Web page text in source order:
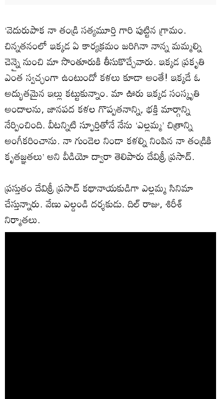
‘వెదురుపాక నా తండ్రి సత్యమూర్తి గారి పుట్టిన గ్రామం.
చిన్నతనంలో ఇక్కడ ఏ కార్యక్రమం జరిగినా నాన్న మమ్మల్ని
చెన్నై నుంచి మా సొంతూరుకి తీసుకొచ్చేవారు. ఇక్కడ ప్రకృతి
ఎంత స్వచ్ఛంగా ఉంటుందో కళలు కూడా అంతే! ఇక్కడే ఓ
అద్భుతమైన ఇల్లు కట్టుకున్నాం. మా ఊరు ఇక్కడ సంస్కృతి
అందాలను, జానపద కళల గొప్పతనాన్ని, భక్తి మార్గాన్ని
నేర్పించింది. వీటన్నిటి స్ఫూర్తితోనే నేను ‘ఎల్లమ్మ’ చిత్రాన్ని
అంగీకరించాను. నా గుండెల నిండా కళల్ని నింపిన నా తండ్రికి
కృతజ్ఞతలు’ అని వీడియో ద్వారా తెలిపారు దేవిశ్రీ ప్రసాద్‌.
ప్రస్తుతం దేవిశ్రీ ప్రసాద్‌ కథానాయకుడిగా ఎల్లమ్మ సినిమా
చేస్తున్నారు. వేణు ఎల్దండి దర్శకుడు. దిల్‌ రాజు, శిరీశ్‌
నిర్మాతలు.